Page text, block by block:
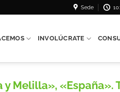
Sede
INVOLÚCRATE
Melilla», «España».